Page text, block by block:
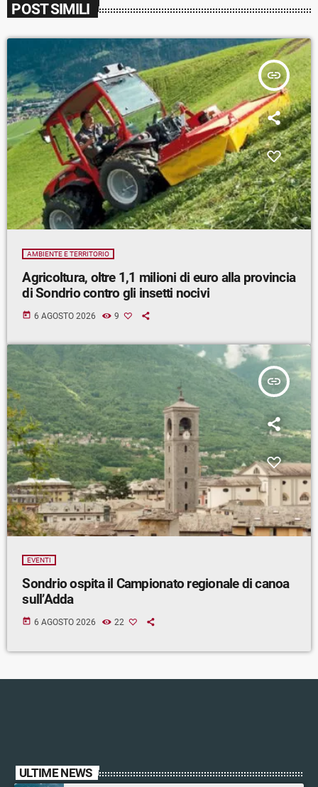
POST SIMILI
insert_link
AMBIENTE E TERRITORIO
Agricoltura, oltre 1,1 milioni di euro alla provincia
di Sondrio contro gli insetti nocivi
today 6 AGOSTO 2026 9
insert_link
EVENTI
Sondrio ospita il Campionato regionale di canoa
sull’Adda
today 6 AGOSTO 2026 22
ULTIME NEWS